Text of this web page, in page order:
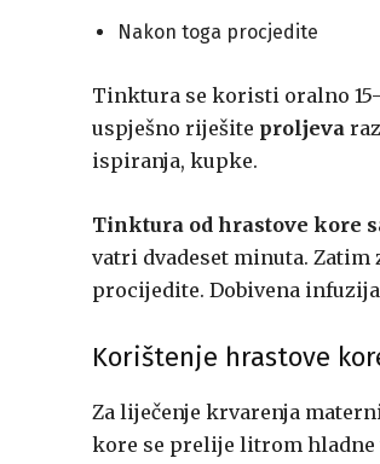
Nakon toga procjedite
Tinktura se koristi oralno
uspješno riješite proljeva
ispiranja, kupke.
Tinktura od hrastove kore
vatri dvadeset minuta.
procijedite. Dobivena
Korištenje hrastove
Za liječenje krvarenja
kore se prelije litrom hladne